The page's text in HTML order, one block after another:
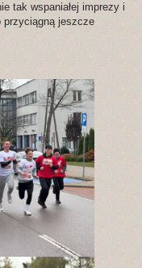
tak wspaniałej imprezy i
przyciągną jeszcze